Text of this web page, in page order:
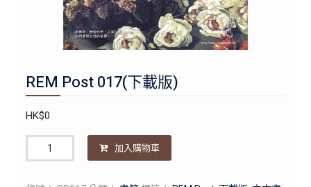
REM Post 017(下載版)
HK$0
量
加入購物車